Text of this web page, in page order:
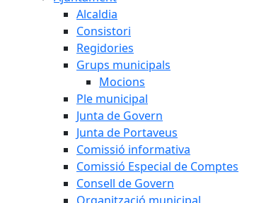
Alcaldia
Consistori
Regidories
Grups municipals
Mocions
Ple municipal
Junta de Govern
Junta de Portaveus
Comissió informativa
Comissió Especial de Comptes
Consell de Govern